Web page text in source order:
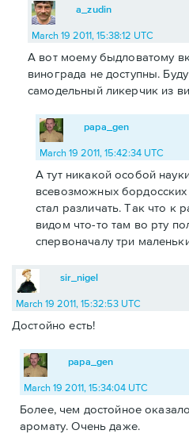
a_zudin
March 19 2011, 15:38:12 UTC
А вот моему быдловатому
винограда не доступны.
самодельный ликерчик из
papa_gen
March 19 2011, 15:42:34 UTC
А тут никакой особой
всевозможных
стал различать. Так что к
видом что-то там во рту
спервоначалу три
sir_nigel
March 19 2011, 15:32:53 UTC
Достойно есть!
papa_gen
March 19 2011, 15:34:04 UTC
Более, чем достойное
аромату. Очень даже.